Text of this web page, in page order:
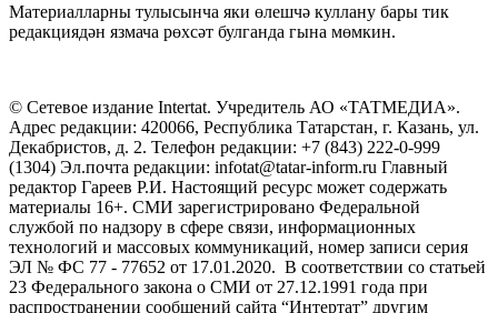
Материалларны тулысынча яки өлешчә куллану бары тик
редакциядән язмача рөхсәт булганда гына мөмкин.
© Сетевое издание Intertat. Учредитель АО «ТАТМЕДИА».
Адрес редакции: 420066, Республика Татарстан, г. Казань, ул.
Декабристов, д. 2. Телефон редакции: +7 (843) 222-0-999
(1304) Эл.почта редакции: infotat@tatar-inform.ru Главный
редактор Гареев Р.И. Настоящий ресурс может содержать
материалы 16+. СМИ зарегистрировано Федеральной
службой по надзору в сфере связи, информационных
технологий и массовых коммуникаций, номер записи серия
ЭЛ № ФС 77 - 77652 от 17.01.2020. В соответствии со статьей
23 Федерального закона о СМИ от 27.12.1991 года при
распространении сообщений сайта “Интертат” другим